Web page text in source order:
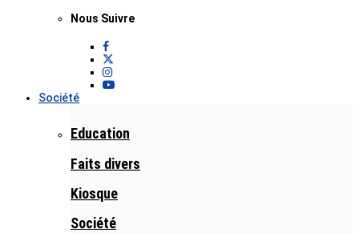
Nous Suivre
Société
Education
Faits divers
Kiosque
Société